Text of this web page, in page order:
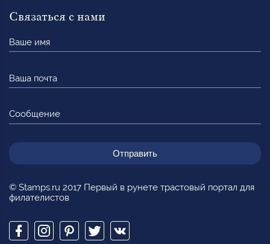
© Stamps.ru 2017 Первый в рунете трастовый портал для
филателистов
Связаться с нами
имя
почта
Сообщение